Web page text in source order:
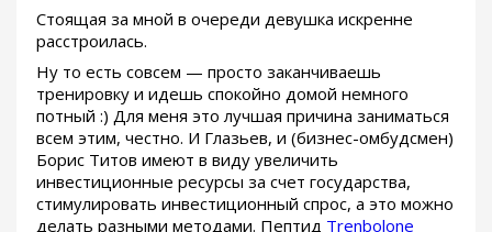
Стоящая за мной в очереди девушка искренне
расстроилась.
Ну то есть совсем — просто заканчиваешь
тренировку и идешь спокойно домой немного
потный :) Для меня это лучшая причина заниматься
всем этим, честно. И Глазьев, и (бизнес-омбудсмен)
Борис Титов имеют в виду увеличить
инвестиционные ресурсы за счет государства,
стимулировать инвестиционный спрос, а это можно
делать разными методами. Пептид Trenbolone